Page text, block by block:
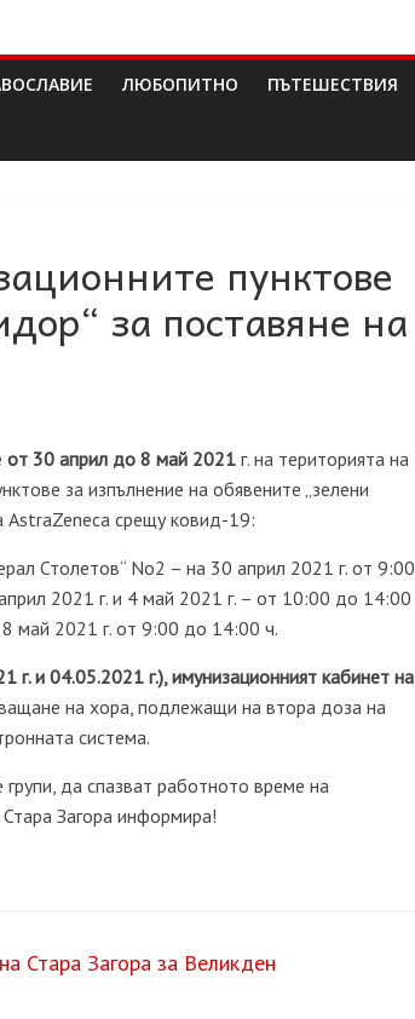
ЛЮБОПИТНО ПЪТЕШЕСТВИЯ
пунктове
за поставяне на
от 30 април до 8 май 2021 г. на територията на
за изпълнение на обявените „зелени
AstraZeneca срещу ковид-19:
Столетов“ No2 – на 30 април 2021 г. от 9:00
2021 г. и 4 май 2021 г. – от 10:00 до 14:00
май 2021 г. от 9:00 до 14:00 ч.
и 04.05.2021 г.), имунизационният кабинет на
на хора, подлежащи на втора доза на
система.
да спазват работното време на
Загора информира!
Стара Загора за Великден